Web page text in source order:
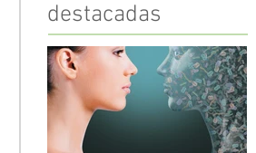
destacadas